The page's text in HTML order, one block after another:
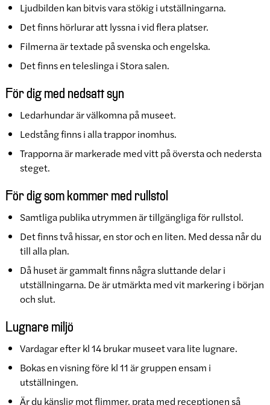
Ljudbilden kan bitvis vara stökig i utställningarna.
Det finns hörlurar att lyssna i vid flera platser.
Filmerna är textade på svenska och engelska.
Det finns en teleslinga i Stora salen.
För dig med nedsatt syn
Ledarhundar är välkomna på museet.
Ledstång finns i alla trappor inomhus.
Trapporna är markerade med vitt på översta och nedersta
steget.
För dig som kommer med rullstol
Samtliga publika utrymmen är tillgängliga för rullstol.
Det finns två hissar, en stor och en liten. Med dessa når du
till alla plan.
Då huset är gammalt finns några sluttande delar i
utställningarna. De är utmärkta med vit markering i början
och slut.
Lugnare miljö
Vardagar efter kl 14 brukar museet vara lite lugnare.
Bokas en visning före kl 11 är gruppen ensam i
utställningen.
Är du känslig mot flimmer, prata med receptionen så